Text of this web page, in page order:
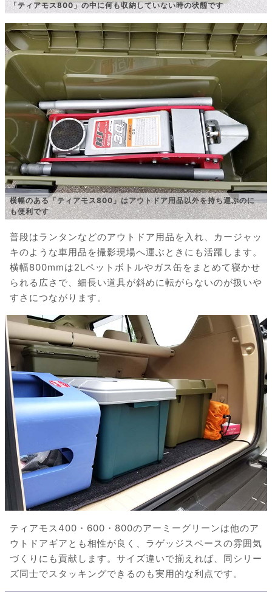
「ティアモス800」の中に何も収納していない時の状態です
横幅のある「ティアモス800」はアウトドア用品以外を持ち運ぶのに
も便利です
普段はランタンなどのアウトドア用品を入れ、カージャッ
キのような車用品を撮影現場へ運ぶときにも活躍します。
横幅800mmは2Lペットボトルやガス缶をまとめて寝かせ
られる広さで、細長い道具が斜めに転がらないのが扱いや
すさにつながります。
ティアモス400・600・800のアーミーグリーンは他のア
ウトドアギアとも相性が良く、ラゲッジスペースの雰囲気
づくりにも貢献します。サイズ違いで揃えれば、同シリー
ズ同士でスタッキングできるのも実用的な利点です。